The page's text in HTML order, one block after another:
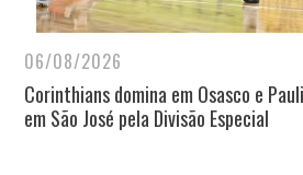
06/08/2026
Corinthians domina em Osasco e
em São José pela Divisão Especial